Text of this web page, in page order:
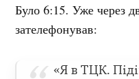
Було 6:15. Уже через
зателефонував:
«Я в ТЦК.